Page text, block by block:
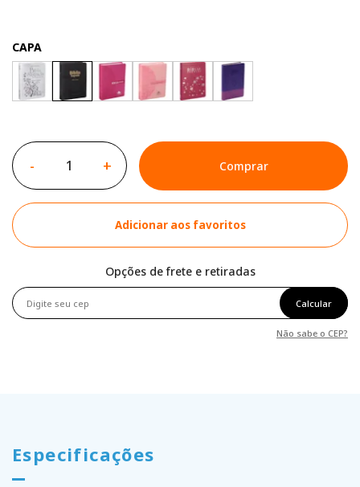
CAPA
- + Comprar
Adicionar aos favoritos
Opções de frete e retiradas
Calcular
Não sabe o CEP?
Especificações